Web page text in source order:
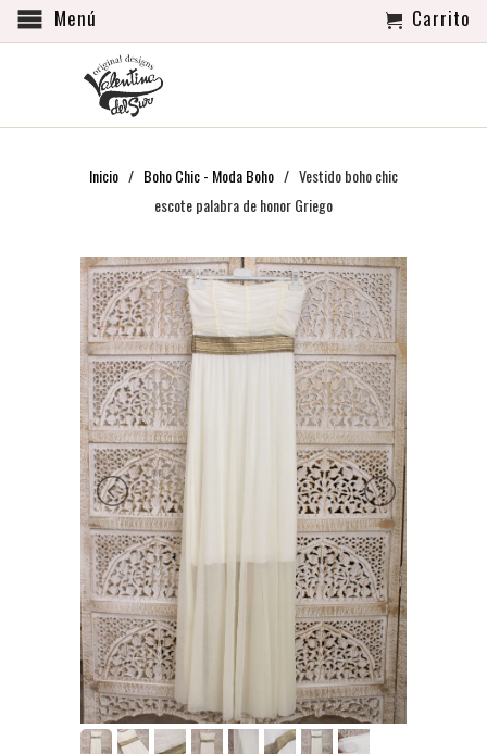
Menú Carrito
Inicio / Boho Chic - Moda Boho / Vestido boho chic
escote palabra de honor Griego